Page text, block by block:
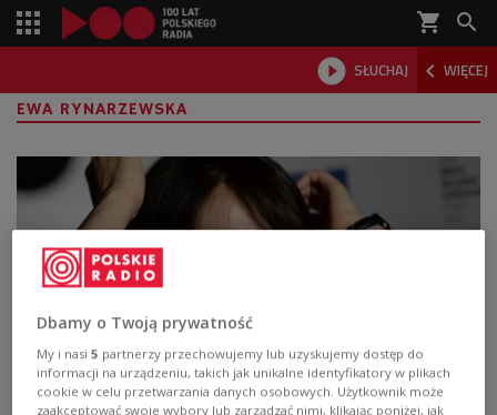
shopping_cart 
 SŁUCHAJ  WIĘCEJ

EWA RYNARZEWSKA
Han Kang. Co wiemy o laureatce
Dbamy o Twoją prywatność
My i nasi5 partnerzy przechowujemy lub uzyskujemy dostęp do
informacji na urządzeniu, takich jak unikalne identyfikatory w plikach
cookie w celu przetwarzania danych osobowych. Użytkownik może
zaakceptować swoje wybory lub zarządzać nimi, klikając poniżej, jak